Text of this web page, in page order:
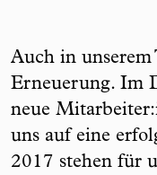
Auch in unserem
Erneuerung. Im
neue
uns auf eine
2017 stehen für